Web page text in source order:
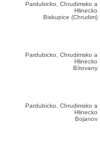
Pardubicko, Chrudimsko a
Hlinecko
Biskupice (Chrudim)
Pardubicko, Chrudimsko a
Hlinecko
Bítovany
Pardubicko, Chrudimsko a
Hlinecko
Bojanov